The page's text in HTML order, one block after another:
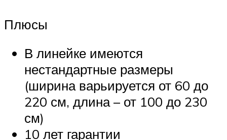
Плюсы
В линейке имеются
нестандартные размеры
(ширина варьируется от 60 до
220 см, длина – от 100 до 230
см)
10 лет гарантии